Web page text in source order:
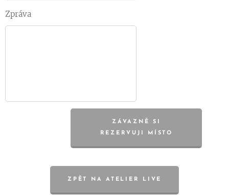
Zpráva
ZÁVAZNĚ SI
REZERVUJI MÍSTO
ZPĚT NA ATELIER LIVE